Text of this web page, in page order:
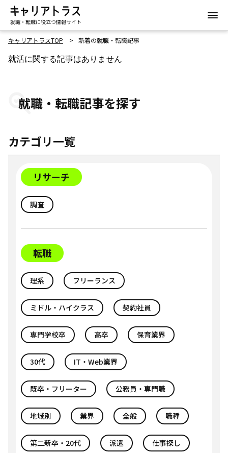
就職・転職に役立つ情報サイト
キャリアトラスTOP 新着の就職・転職記事
就活に関する記事はありません
就職・転職記事を探す
カテゴリ一覧
リサーチ
調査
転職
理系 フリーランス
ミドル・ハイクラス 契約社員
専門学校卒 高卒 保育業界
30代 IT・Web業界
既卒・フリーター 公務員・専門職
地域別 業界 全般 職種
第二新卒・20代 派遣 仕事探し